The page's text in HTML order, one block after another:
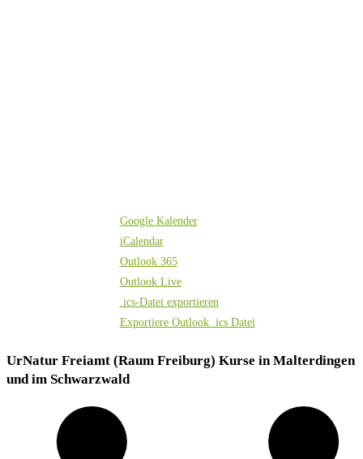
Google Kalender
iCalendar
Outlook 365
Outlook Live
.ics-Datei exportieren
Exportiere Outlook .ics Datei
UrNatur Freiamt (Raum Freiburg) Kurse in Malterdingen
und im Schwarzwald